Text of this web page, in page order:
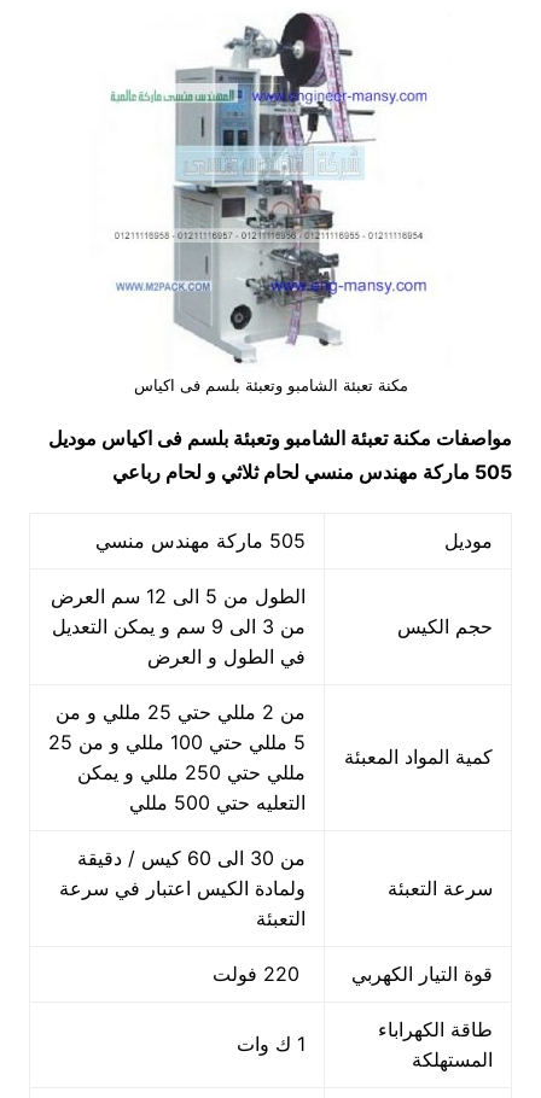
مكنة تعبئة الشامبو وتعبئة بلسم فى اكياس
مواصفات مكنة تعبئة الشامبو وتعبئة بلسم فى اكياس موديل
505 ماركة مهندس منسي لحام ثلاثي و لحام رباعي
موديل 505 ماركة مهندس منسي
حجم الكيس
الطول من 5 الى 12 سم العرض
من 3 الى 9 سم و يمكن التعديل
في الطول و العرض
كمية المواد المعبئة
من 2 مللي حتي 25 مللي و من
5 مللي حتي 100 مللي و من 25
مللي حتي 250 مللي و يمكن
التعليه حتي 500 مللي
سرعة التعبئة
من 30 الى 60 كيس / دقيقة
ولمادة الكيس اعتبار في سرعة
التعبئة
قوة التيار الكهربي
طاقة الكهراباء
المستهلكة
1 ك وات